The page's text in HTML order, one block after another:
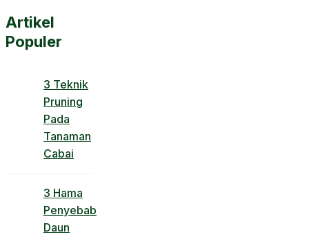
Artikel
Populer
3 Teknik
Pruning
Pada
Tanaman
Cabai
3 Hama
Penyebab
Daun